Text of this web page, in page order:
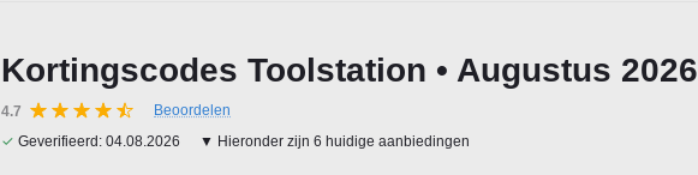
Kortingscodes Toolstation • Augustus 2026
4.7
Beoordelen
✓ Geverifieerd: 04.08.2026 ▼ Hieronder zijn 6 huidige aanbiedingen